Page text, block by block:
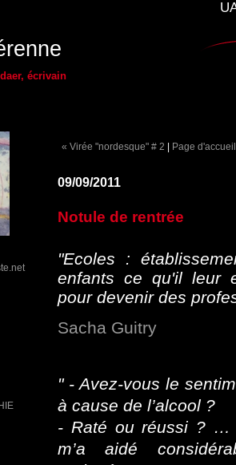
écrivain
« Virée "nordesque" # 2 | Page d'accueil
09/09/2011
Notule de rentrée
"Ecoles :
enfants ce qu'il leur
pour devenir des
Sacha Guitry
" - Avez-vous le
à cause de l’alcool ?
- Raté ou réussi ? …
m’a aidé